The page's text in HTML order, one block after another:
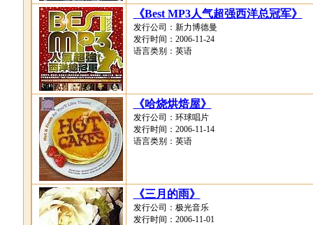
《Best MP3人气超强西洋总冠军》
发行公司：新力博德曼
发行时间：2006-11-24
语言类别：英语
《哈烧烘焙屋》
发行公司：环球唱片
发行时间：2006-11-14
语言类别：英语
《三月的雨》
发行公司：极光音乐
发行时间：2006-11-01